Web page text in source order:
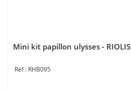
Mini kit papillon ulysses - RIOLIS
RHB095